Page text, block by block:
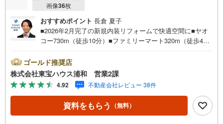
画像36枚
おすすめポイント 長倉 夏子
■2026年2月完了の新規内装リフォームで快適空間に■ヤオ
コー730m（徒歩10分）■ファミリーマート320m（徒歩4
営業時間:7:00～22:00（年中無休）こちらの時間帯はお電
話でのお問い合わせがスムーズにご案内できますぜひお気
軽にご連絡下さい！東宝ハウスライフソリューションズグ
ループ 東宝ハウス浦和 特別提携金利〔一例〕東宝ハウ
ス浦和の住宅ローン■変動金利全期間引下げプラン⇒住宅ロ
ーン金利優遇割の最大適用《0.89％》と某信用金庫金利1.2
ゴールド推奨店
株式会社東宝ハウス浦和 営業2課
4.92 不動産会社レビュー 38件
資料をもらう （無料）